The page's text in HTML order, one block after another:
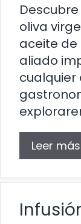
oliva
aceite de
aliado
Leer más